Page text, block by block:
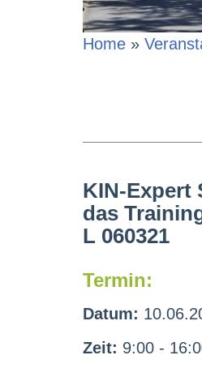
Home »
KIN-Expert
das
L 060321
Termin:
Datum:
Zeit: 9:00 -